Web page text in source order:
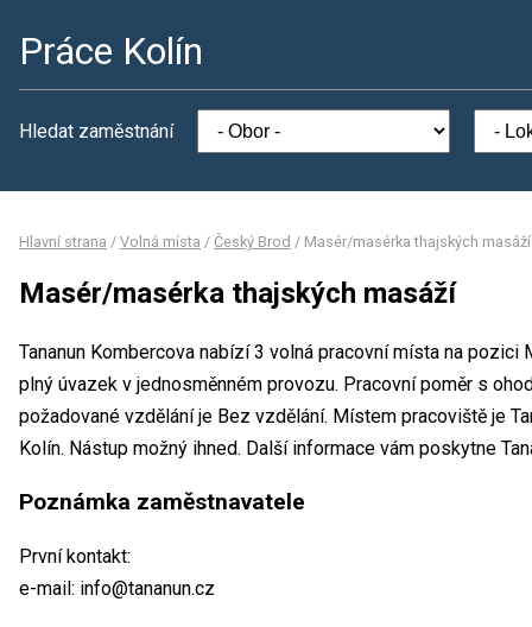
Práce Kolín
Hledat zaměstnání
Hlavní strana / Volná místa / Český Brod / Masér/masérka thajských masáží
Masér/masérka thajských masáží
Tananun Kombercova nabízí 3 volná pracovní místa na
plný úvazek v jednosměnném provozu. Pracovní poměr s
požadované vzdělání je Bez vzdělání. Místem pracoviště je
Kolín. Nástup možný ihned. Další informace vám poskytne
Poznámka zaměstnavatele
První kontakt:
e-mail: info@tananun.cz